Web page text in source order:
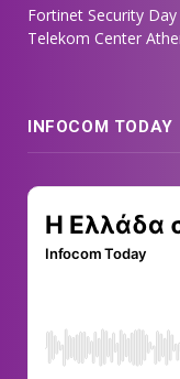
Fortinet Security
Telekom Center
INFOCOM TODAY